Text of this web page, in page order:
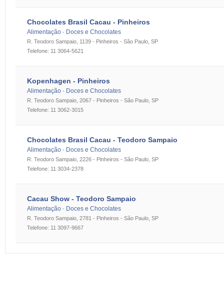
Chocolates Brasil Cacau - Pinheiros
Alimentação - Doces e Chocolates
R. Teodoro Sampaio, 1139 - Pinheiros - São Paulo, SP
Telefone: 11 3064-5621
Kopenhagen - Pinheiros
Alimentação - Doces e Chocolates
R. Teodoro Sampaio, 2067 - Pinheiros - São Paulo, SP
Telefone: 11 3062-3015
Chocolates Brasil Cacau - Teodoro Sampaio
Alimentação - Doces e Chocolates
R. Teodoro Sampaio, 2226 - Pinheiros - São Paulo, SP
Telefone: 11 3034-2378
Cacau Show - Teodoro Sampaio
Alimentação - Doces e Chocolates
R. Teodoro Sampaio, 2781 - Pinheiros - São Paulo, SP
Telefone: 11 3097-9667